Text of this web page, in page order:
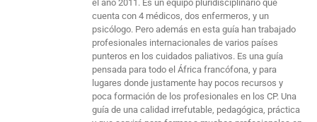
el año 2011. Es un equipo pluridisciplinario que
cuenta con 4 médicos, dos enfermeros, y un
psicólogo. Pero además en esta guía han trabajado
profesionales internacionales de varios países
punteros en los cuidados paliativos. Es una guía
pensada para todo el África francófona, y para
lugares donde justamente hay pocos recursos y
poca formación de los profesionales en los CP. Una
guía de una calidad irrefutable, pedagógica, práctica